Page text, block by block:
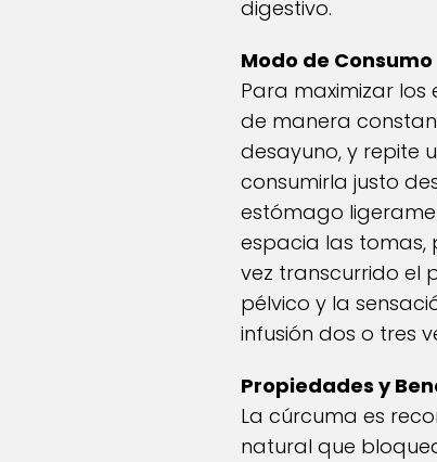
digestivo.
Modo de Consumo
Para maximizar
de manera
desayuno, y repite
consumirla justo
estómago
espacia las tomas,
vez transcurrido el
pélvico y la
infusión dos o tres
Propiedades y
La cúrcuma es
natural que